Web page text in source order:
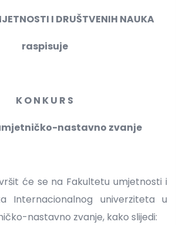
I DRUŠTVENIH NAUKA
raspisuje
K O N K U R S
nastavno zvanje
će se na Fakultetu umjetnosti i
Internacionalnog univerziteta u
nastavno zvanje, kako slijedi: